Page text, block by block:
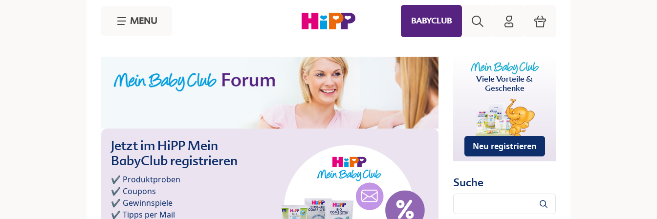
MENU BABYCLUB HiPP Mein Babyclub
Warenkorb
Jetzt im HiPP Mein
BabyClub registrieren
✔️ Produktproben
✔️ Coupons
✔️ Gewinnspiele
✔️ Tipps per Mail
Viele Vorteile &
Geschenke
Neu registrieren
Suche